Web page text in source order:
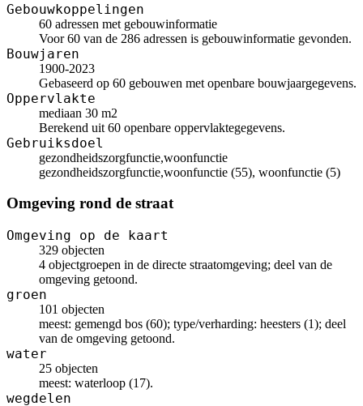
Gebouwkoppelingen
60 adressen met gebouwinformatie
Voor 60 van de 286 adressen is gebouwinformatie gevonden.
Bouwjaren
1900-2023
Gebaseerd op 60 gebouwen met openbare bouwjaargegevens.
Oppervlakte
mediaan 30 m2
Berekend uit 60 openbare oppervlaktegegevens.
Gebruiksdoel
gezondheidszorgfunctie,woonfunctie
gezondheidszorgfunctie,woonfunctie (55), woonfunctie (5)
Omgeving rond de straat
Omgeving op de kaart
329 objecten
4 objectgroepen in de directe straatomgeving; deel van de
omgeving getoond.
groen
101 objecten
meest: gemengd bos (60); type/verharding: heesters (1); deel
van de omgeving getoond.
water
25 objecten
meest: waterloop (17).
wegdelen